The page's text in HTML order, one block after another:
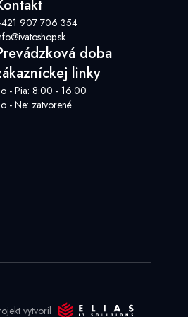
907 706 354
doba
linky
- Pia: 8:00 - 16:00
- Ne: zatvorené
vytvoril